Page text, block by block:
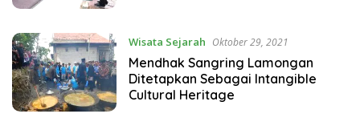
Wisata Sejarah Oktober 29, 2021
Mendhak Sangring Lamongan
Ditetapkan Sebagai Intangible
Cultural Heritage